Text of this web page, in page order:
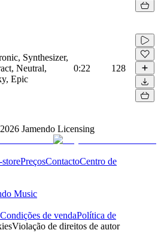
Synthesizer,
Neutral,
Epic
0:22 128
2026 Jamendo Licensing
PreçosContactoCentro de
Music
Condições de vendaPolítica de
Violação de direitos de autor